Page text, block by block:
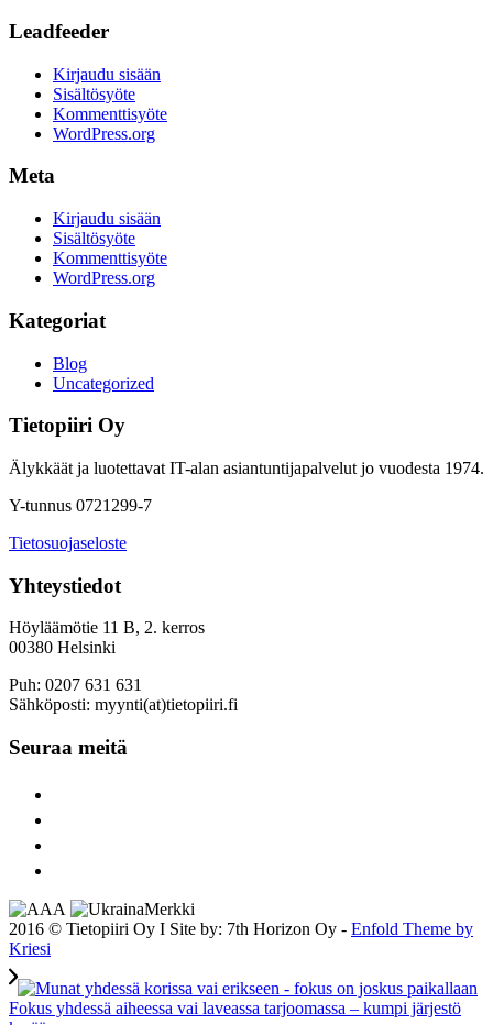
Leadfeeder
Kirjaudu sisään
Sisältösyöte
Kommenttisyöte
WordPress.org
Meta
Kirjaudu sisään
Sisältösyöte
Kommenttisyöte
WordPress.org
Kategoriat
Blog
Uncategorized
Tietopiiri Oy
Älykkäät ja luotettavat IT-alan asiantuntijapalvelut jo vuodesta 1974.
Y-tunnus 0721299-7
Tietosuojaseloste
Yhteystiedot
Höyläämötie 11 B, 2. kerros
00380 Helsinki
Puh: 0207 631 631
Sähköposti: myynti(at)tietopiiri.fi
Seuraa meitä
2016 © Tietopiiri Oy I Site by: 7th Horizon Oy - Enfold Theme by
Kriesi
Fokus yhdessä aiheessa vai laveassa tarjoomassa – kumpi järjestö